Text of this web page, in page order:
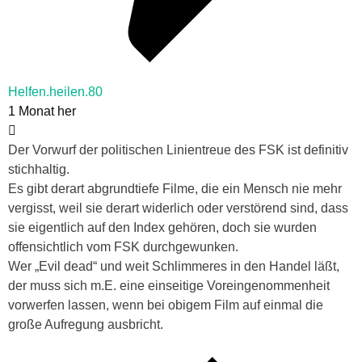
Helfen.heilen.80
1 Monat her
Der Vorwurf der politischen Linientreue des FSK ist definitiv
stichhaltig.
Es gibt derart abgrundtiefe Filme, die ein Mensch nie mehr
vergisst, weil sie derart widerlich oder verstörend sind, dass
sie eigentlich auf den Index gehören, doch sie wurden
offensichtlich vom FSK durchgewunken.
Wer „Evil dead“ und weit Schlimmeres in den Handel läßt,
der muss sich m.E. eine einseitige Voreingenommenheit
vorwerfen lassen, wenn bei obigem Film auf einmal die
große Aufregung ausbricht.